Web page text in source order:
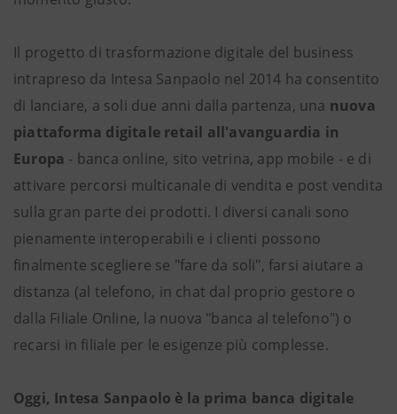
Il progetto di trasformazione digitale del business
intrapreso da Intesa Sanpaolo nel 2014 ha consentito
di lanciare, a soli due anni dalla partenza, una nuova
piattaforma digitale retail all'avanguardia in
Europa - banca online, sito vetrina, app mobile - e di
attivare percorsi multicanale di vendita e post vendita
sulla gran parte dei prodotti. I diversi canali sono
pienamente interoperabili e i clienti possono
finalmente scegliere se "fare da soli", farsi aiutare a
distanza (al telefono, in chat dal proprio gestore o
dalla Filiale Online, la nuova "banca al telefono") o
recarsi in filiale per le esigenze più complesse.
Oggi, Intesa Sanpaolo è la prima banca digitale